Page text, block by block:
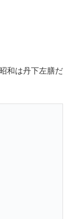
和は丹下左膳だ